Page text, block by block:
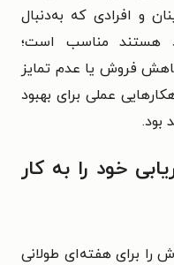
و افرادی که به‌دنبال
هستند مناسب است؛
فروش یا عدم تمایز
عملی برای بهبود
بود.
خود را به کار
خودش را برای هفته‌ای طولانی